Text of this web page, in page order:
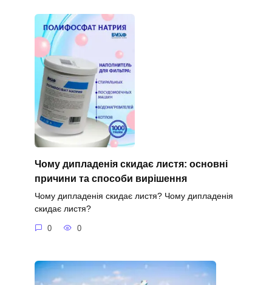
Чому дипладенія скидає листя: основні
причини та способи вирішення
Чому дипладенія скидає листя? Чому дипладенія
скидає листя?
0 0